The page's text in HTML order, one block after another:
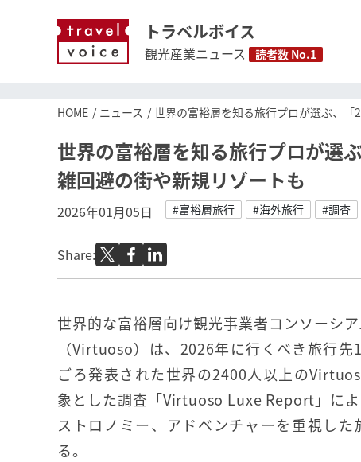
トラベルボイス
観光産業ニュース 読者数 No.1
HOME ニュース 世界の富裕層を知る旅行プロが選ぶ、
世界の富裕層を知る旅行プロが選
雑回避の街や新規リゾートも
2026年01月05日 #富裕層旅行 #海外旅行 #調査
Share:
世界的な富裕層向け観光事業者コンソーシ
（Virtuoso）は、2026年に行くべき旅行
ごろ発表された世界の2400人以上の
象とした調査「Virtuoso Luxe Report」に
ストロノミー、アドベンチャーを重視した
る。